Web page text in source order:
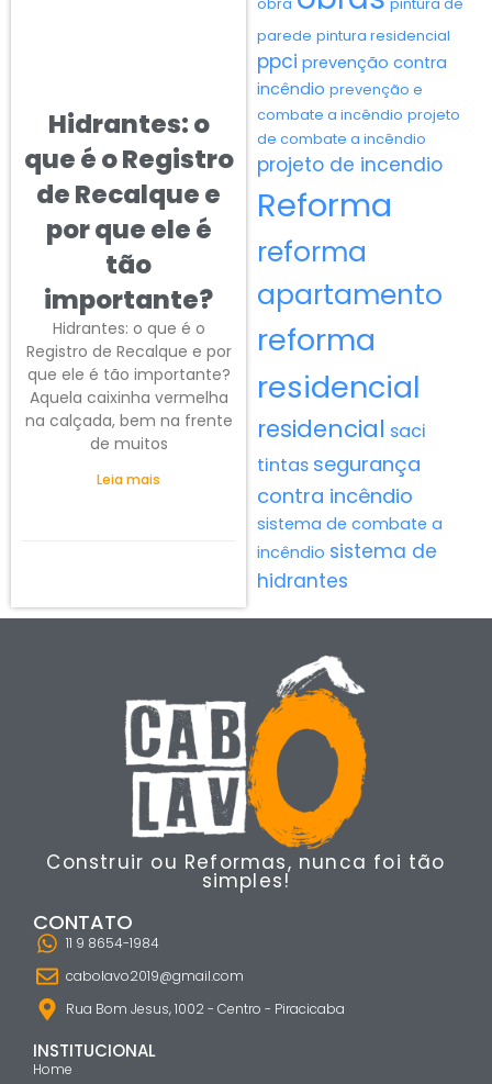
Hidrantes: o
que é o Registro
de Recalque e
por que ele é
tão
importante?
Hidrantes: o que é o
Registro de Recalque e por
que ele é tão importante?
Aquela caixinha vermelha
na calçada, bem na frente
de muitos
Leia mais
parede pintura residencial
ppci prevenção contra
incêndio prevenção e
combate a incêndio projeto
de combate a incêndio
projeto de incendio
Reforma
reforma
apartamento
reforma
residencial
residencial saci
tintas segurança
contra incêndio
sistema de combate a
incêndio sistema de
hidrantes
Construir ou Reformas, nunca foi tão
simples!
CONTATO
11 9 8654-1984
cabolavo2019@gmail.com
Rua Bom Jesus, 1002 - Centro - Piracicaba
INSTITUCIONAL
Home